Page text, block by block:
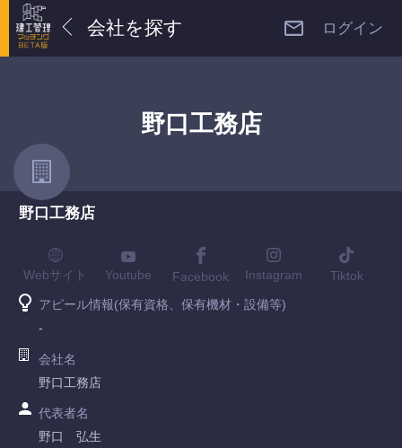
会社を探す ログイン
野口工務店
野口工務店
Webサイト Youtube Facebook Instagram Tiktok
アピール情報(保有資格、保有機材・設備等)
-
会社名
野口工務店
代表者名
野口 弘生